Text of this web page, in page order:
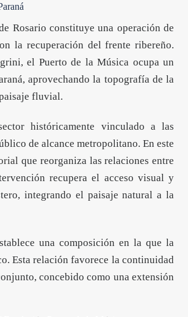
Rosario constituye una operación de
la recuperación del frente ribereño.
el Puerto de la Música ocupa un
aprovechando la topografía de la
fluvial.
históricamente vinculado a las
de alcance metropolitano. En este
que reorganiza las relaciones entre
recupera el acceso visual y
integrando el paisaje natural a la
una composición en la que la
Esta relación favorece la continuidad
concebido como una extensión